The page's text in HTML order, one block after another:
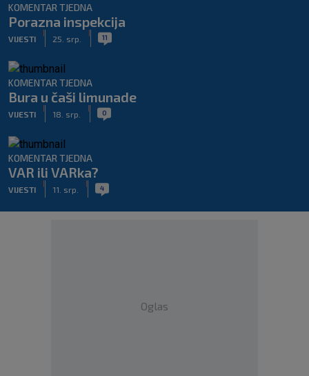
KOMENTAR TJEDNA
Porazna inspekcija
VIJESTI 25. srp. 11
KOMENTAR TJEDNA
Bura u čaši limunade
VIJESTI 18. srp. 0
KOMENTAR TJEDNA
VAR ili VARka?
VIJESTI 11. srp. 4
Oglas